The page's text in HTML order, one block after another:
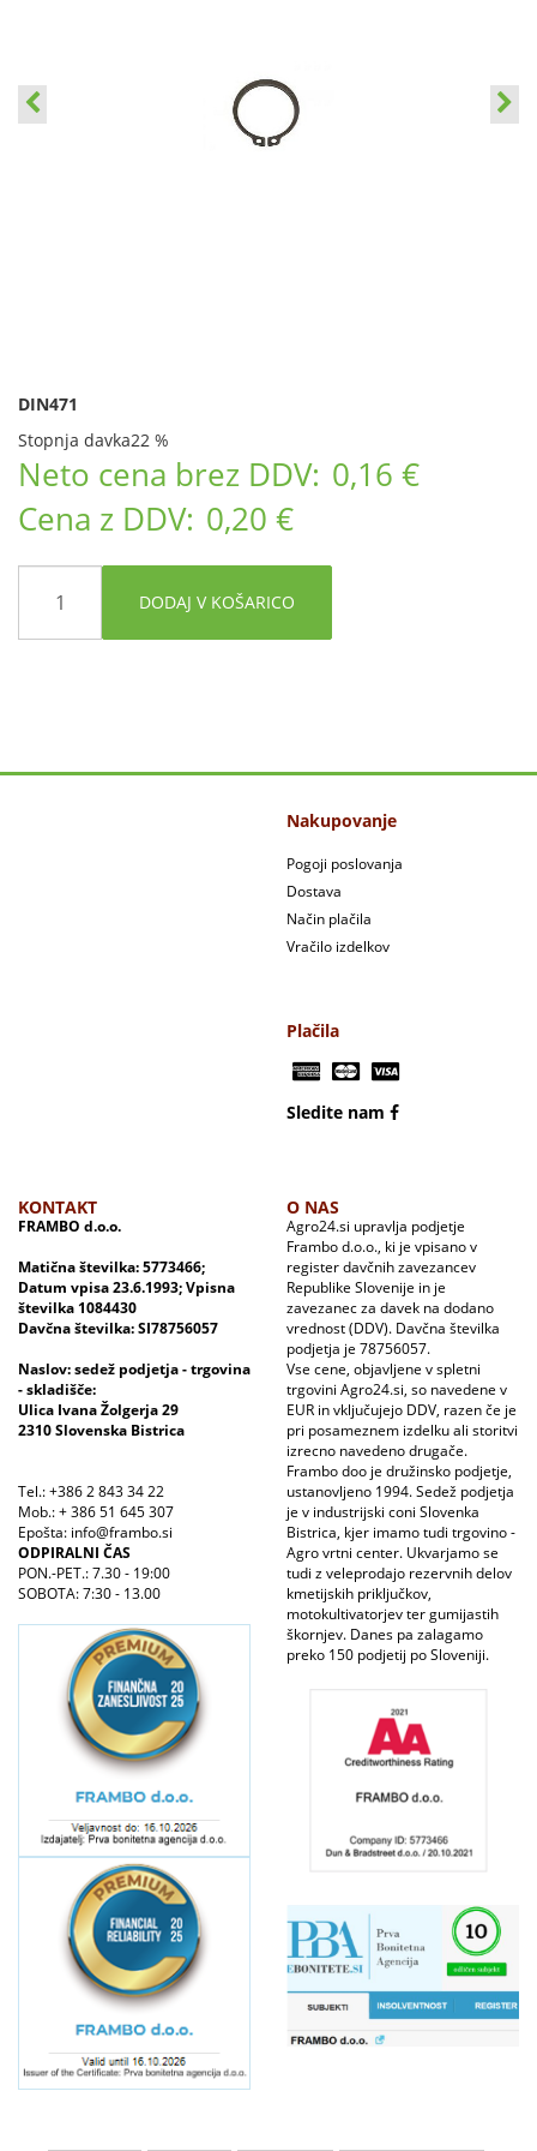
DIN471
Stopnja davka22 %
Neto cena brez DDV: 0,16 €
Cena z DDV: 0,20 €
DODAJ V KOŠARICO
Nakupovanje
Pogoji poslovanja
Dostava
Način plačila
Vračilo izdelkov
Plačila
Sledite nam
KONTAKT
FRAMBO d.o.o.
Matična številka: 5773466;
Datum vpisa 23.6.1993; Vpisna
številka 1084430
Davčna številka: SI78756057
Naslov: sedež podjetja - trgovina
- skladišče:
Ulica Ivana Žolgerja 29
2310 Slovenska Bistrica
Tel.: +386 2 843 34 22
Mob.: + 386 51 645 307
Epošta: info@frambo.si
ODPIRALNI ČAS
PON.-PET.: 7.30 - 19:00
SOBOTA: 7:30 - 13.00
O NAS
Agro24.si upravlja podjetje
Frambo d.o.o., ki je vpisano v
register davčnih zavezancev
Republike Slovenije in je
zavezanec za davek na dodano
vrednost (DDV). Davčna številka
podjetja je 78756057.
Vse cene, objavljene v spletni
trgovini Agro24.si, so navedene v
EUR in vključujejo DDV, razen če je
pri posameznem izdelku ali storitvi
izrecno navedeno drugače.
Frambo doo je družinsko podjetje,
ustanovljeno 1994. Sedež podjetja
je v industrijski coni Slovenka
Bistrica, kjer imamo tudi trgovino -
Agro vrtni center. Ukvarjamo se
tudi z veleprodajo rezervnih delov
kmetijskih priključkov,
motokultivatorjev ter gumijastih
škornjev. Danes pa zalagamo
preko 150 podjetij po Sloveniji.